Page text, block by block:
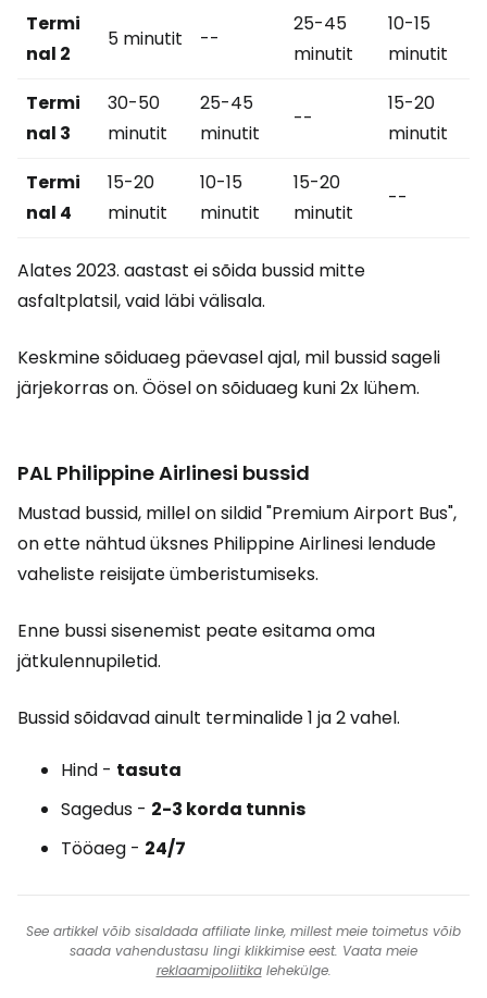
Termi
nal 2
5 minutit --
25-45
minutit
10-15
minutit
Termi
nal 3
30-50
minutit
25-45
minutit
--
15-20
minutit
Termi
nal 4
15-20
minutit
10-15
minutit
15-20
minutit
--
Alates 2023. aastast ei sõida bussid mitte
asfaltplatsil, vaid läbi välisala.
Keskmine sõiduaeg päevasel ajal, mil bussid sageli
järjekorras on. Öösel on sõiduaeg kuni 2x lühem.
PAL Philippine Airlinesi bussid
Mustad bussid, millel on sildid "Premium Airport Bus",
on ette nähtud üksnes Philippine Airlinesi lendude
vaheliste reisijate ümberistumiseks.
Enne bussi sisenemist peate esitama oma
jätkulennupiletid.
Bussid sõidavad ainult terminalide 1 ja 2 vahel.
Hind - tasuta
Sagedus - 2-3 korda tunnis
Tööaeg - 24/7
See artikkel võib sisaldada affiliate linke, millest meie toimetus võib
saada vahendustasu lingi klikkimise eest. Vaata meie
reklaamipoliitikalehekülge.